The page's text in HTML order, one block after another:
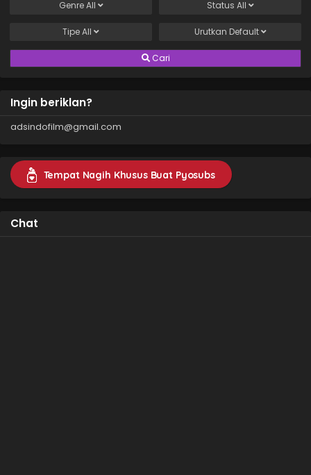
GenreAll Status All
TipeAll Urutkan Default
Cari
Ingin beriklan?
adsindofilm@gmail.com
Tempat Nagih Khusus Buat Pyosubs
Chat